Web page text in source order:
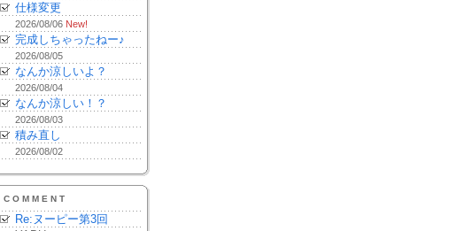
仕様変更
2026/08/06 New!
完成しちゃったねー♪
2026/08/05
なんか涼しいよ？
2026/08/04
なんか涼しい！？
2026/08/03
積み直し
2026/08/02
COMMENT
Re:ヌーピー第3回